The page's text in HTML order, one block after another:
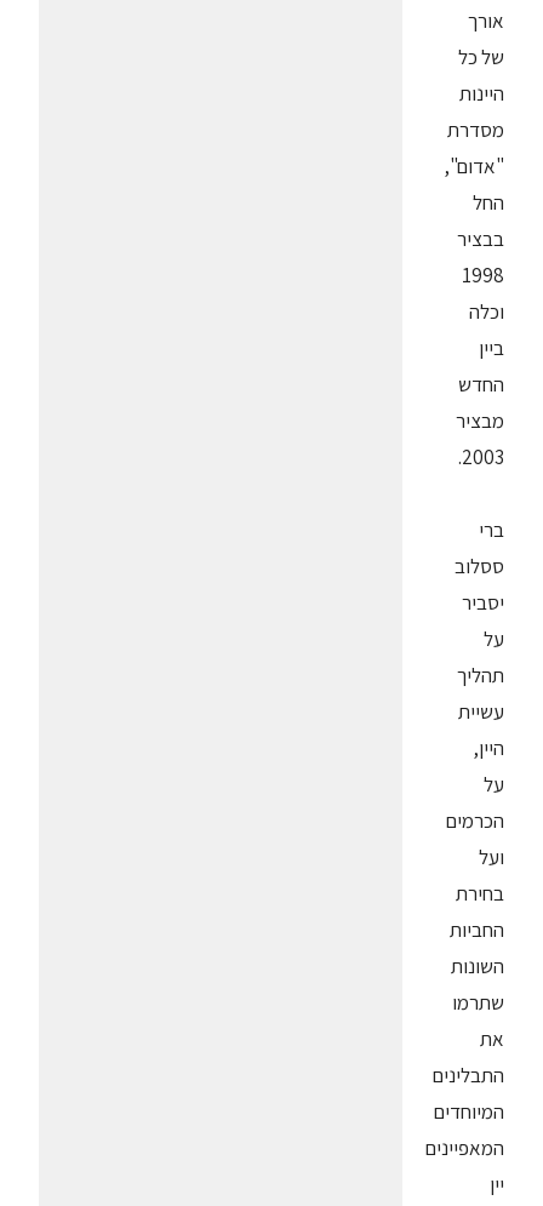
אורך
של כל
היינות
מסדרת
"אדום",
החל
בבציר
1998
וכלה
ביין
החדש
מבציר
2003.
ברי
ססלוב
יסביר
על
תהליך
עשיית
היין,
על
הכרמים
ועל
בחירת
החביות
השונות
שתרמו
את
התבלינים
המיוחדים
המאפיינים
יין